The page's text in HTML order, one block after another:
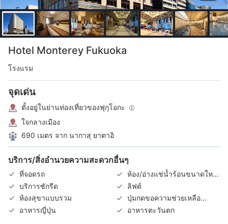
Hotel Monterey Fukuoka
โรงแรม
จุดเด่น
ตั้งอยู่ในย่านท่องเที่ยวของฟุกุโอกะ
ใจกลางเมือง
690 เมตร จาก นากาสุ ยาตาอิ
บริการ/สิ่งอำนวยความสะดวกอื่นๆ
ที่จอดรถ
ห้อง/อ่างแช่น้ำร้อนขนาดใหญ่
ในร่ม
บริการซักรีด
ลิฟต์
ห้องสุขาแบบรวม
ปุ่มกดขอความช่วยเหลือ
ฉุกเฉินในห้องพัก
อาหารญี่ปุ่น อาหารตะวันตก